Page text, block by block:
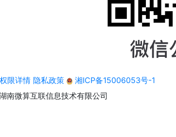
权限详情 隐私政策
湘ICP备15006053号-1
南微算互联信息技术有限公司